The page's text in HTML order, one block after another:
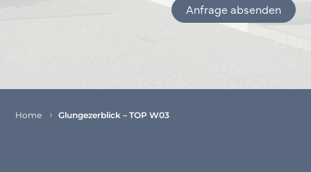
Anfrage absenden
Home Glungezerblick – TOP W03